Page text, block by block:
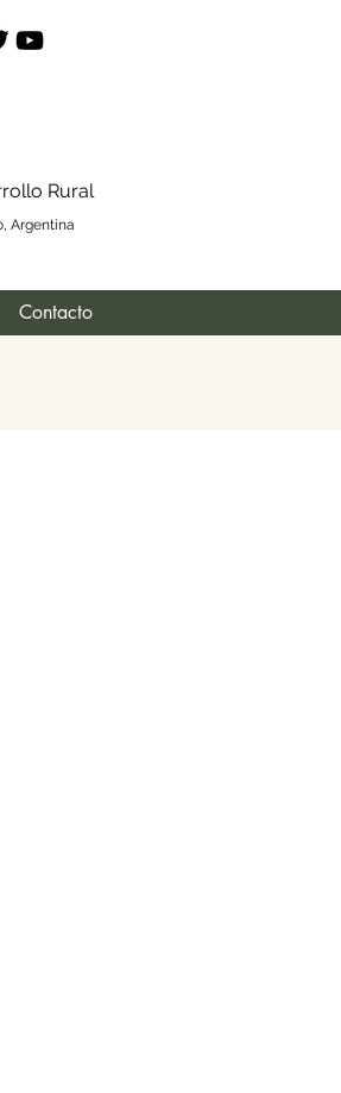
Rural
Argentina
Contacto